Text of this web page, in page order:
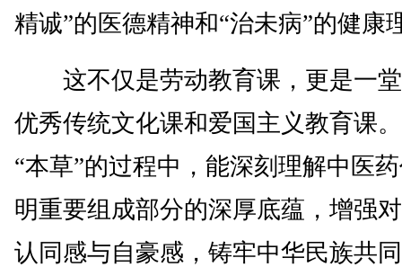
精诚”的医德精神和“治未病”的健康
这不仅是劳动教育课，更是一堂
优秀传统文化课和爱国主义教育课
“本草”的过程中，能深刻理解中医
明重要组成部分的深厚底蕴，增强
认同感与自豪感，铸牢中华民族共